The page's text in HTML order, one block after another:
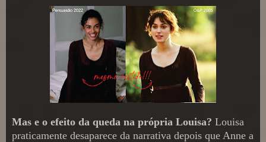
Mas e o efeito da queda na própria Louisa? Louisa
praticamente desaparece da narrativa depois que Anne a